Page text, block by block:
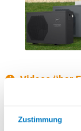
Zustimmung
Videos über